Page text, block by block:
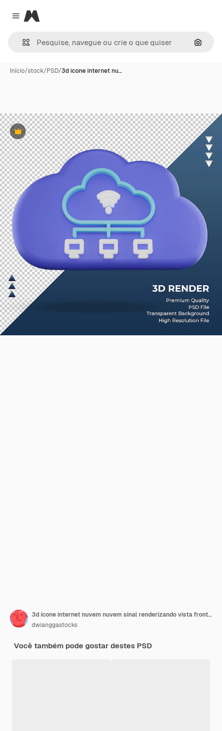
Close menu
Magnific
Início/stock/PSD/3d ícone internet nu…
Premium
3d ícone internet nuvem nuvem sinal renderizando vista frontal
dwianggastocks
Você também pode gostar destes PSD